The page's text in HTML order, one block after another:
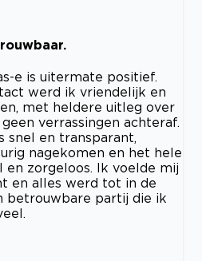
e is uitermate positief.
werd ik vriendelijk en
met heldere uitleg over
verrassingen achteraf.
snel en transparant,
nagekomen en het hele
en zorgeloos. Ik voelde mij
en alles werd tot in de
betrouwbare partij die ik